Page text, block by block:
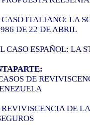
ITALIANO: LA
DE 22 DE ABRIL
CASO ESPAÑOL: LA
DE
DE LA